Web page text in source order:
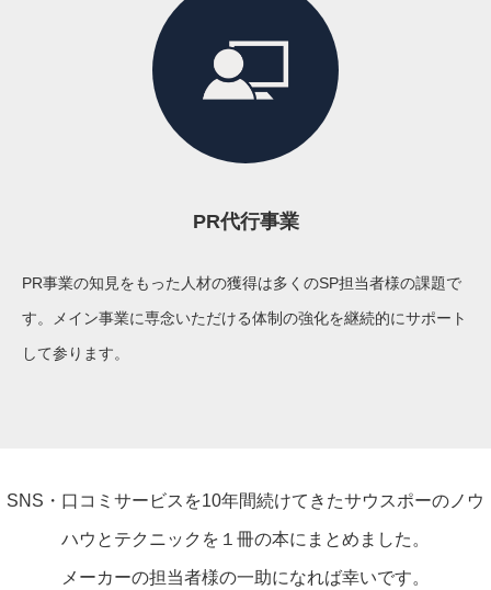
PR代行事業
PR事業の知見をもった人材の獲得は多くのSP担当者様の課題で
す。メイン事業に専念いただける体制の強化を継続的にサポート
して参ります。
SNS・口コミサービスを10年間続けてきたサウスポーのノウ
ハウとテクニックを１冊の本にまとめました。
メーカーの担当者様の一助になれば幸いです。